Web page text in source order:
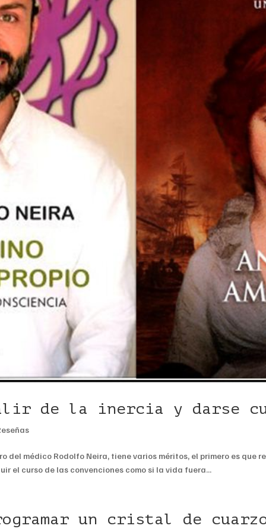
de la inercia y darse
del médico Rodolfo Neira, tiene varios méritos, el primero es que
el curso de las convenciones como si la vida fuera...
un cristal de